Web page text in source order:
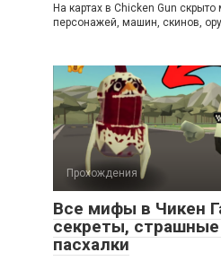
На картах в Chicken Gun
персонажей, машин, скинов,
Прохождения
Все мифы в Чикен
секреты,
пасхалки